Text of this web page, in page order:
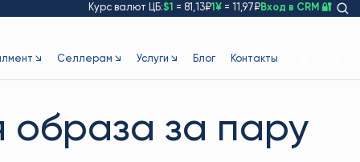
Курс валют ЦБ:$1 = 81,13₽1¥ = 11,97₽Вход в CRM 🔐
↘ Селлерам ↘ Услуги ↘ Блог Контакты
образа за пару